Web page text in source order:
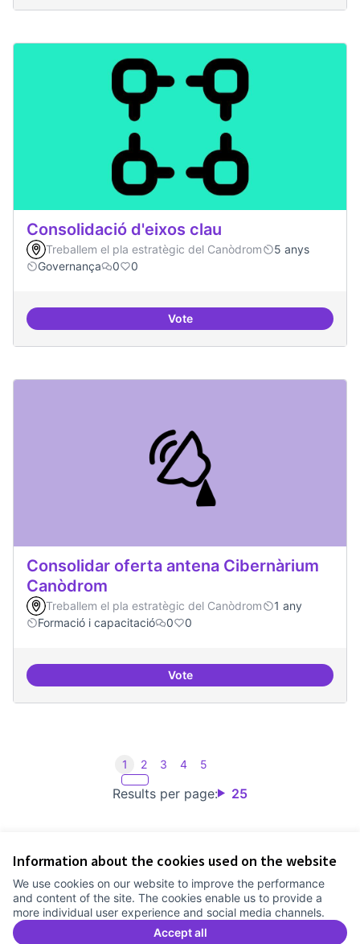
Information about the cookies used on the website
We use cookies on our website to improve the performance
and content of the site. The cookies enable us to provide a
more individual user experience and social media channels.
Accept all
Consolidació d'eixos clau
Treballem el pla estratègic del Canòdrom
5 anys
Governança
0 0
VoteConsolidació d'eixos clau
Consolidar oferta antena Cibernàrium
Canòdrom
Treballem el pla estratègic del Canòdrom
1 any
Formació i capacitació
0 0
VoteConsolidar oferta antena
Results per page: 25
1 2 3 4 5
Cookie settings
Comunitat Canòdrom at Facebook
(External link)
Comunitat Canòdrom at Instagram
(External link)
Comunitat Canòdrom at YouTube
(External link)
English
Triar la llenguaElegir el idiomaChoose language